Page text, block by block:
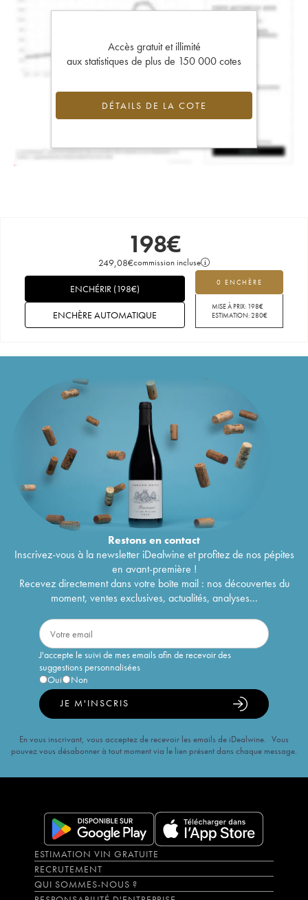
Accès gratuit et illimité
aux statistiques de plus de 150 000 cotes
DÉTAILS DE LA COTE
198€
249,08€commission incluse
0 ENCHÈRE
MISE À PRIX: 198€
ESTIMATION:280€
ENCHÉRIR (198€)
ENCHÈRE AUTOMATIQUE
Restons encontact
Inscrivez-vous à la newsletter iDealwine et profitez de nos pépites
en avant-première !
Recevez directement dans votre boîte mail : nos découvertes du
moment, ventes exclusives, actualités, analyses...
J'accepte le suivi de mes emails afin de recevoir des
suggestions personnalisées
Oui
Non
JE M'INSCRIS
En vous inscrivant, vous acceptez de recevoir les emails de iDealwine. Vous
pouvez vous désabonner à tout moment via le lien présent dans chaque message.
ESTIMATION VIN GRATUITE
RECRUTEMENT
QUI SOMMES-NOUS ?